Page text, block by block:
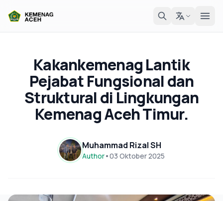
Kakankemenag Lantik
Pejabat Fungsional dan
Struktural di Lingkungan
Kemenag Aceh Timur.
Muhammad Rizal SH
Author•03 Oktober 2025